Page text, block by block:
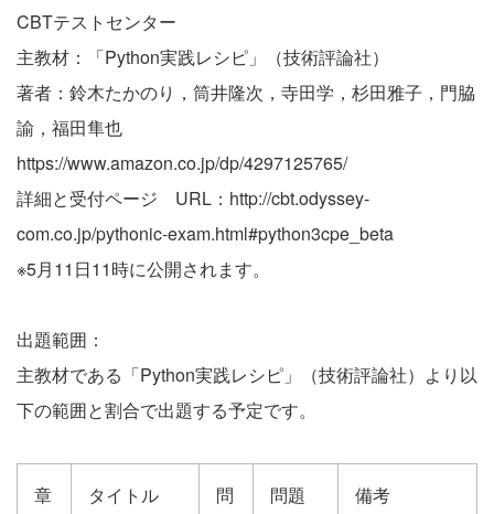
CBTテストセンター
主教材：「Python実践レシピ」（技術評論社）
著者：鈴木たかのり，筒井隆次，寺田学，杉田雅子，門脇
諭，福田隼也
https://www.amazon.co.jp/dp/4297125765/
詳細と受付ページ URL： http://cbt.odyssey-
com.co.jp/pythonic-exam.html#python3cpe_beta
※5月11日11時に公開されます。
出題範囲：
主教材である「Python実践レシピ」（技術評論社）より以
下の範囲と割合で出題する予定です。
章 タイトル
問
問題
備考